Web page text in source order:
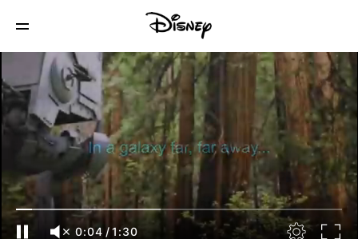
0:04 /1:30